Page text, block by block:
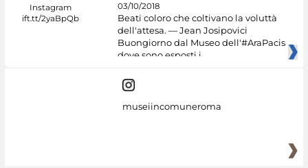
03/10/2018
Beati coloro che coltivano la voluttà
dell'attesa. — Jean Josipovici
Buongiorno dal Museo dell'#AraPacis
dove sono esposti i
museiincomuneroma